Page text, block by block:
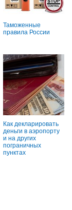
Таможенные
правила России
Как декларировать
деньги в аэропорту
и на других
пограничных
пунктах